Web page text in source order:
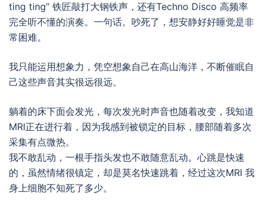
ting ting” 铁匠敲打大钢铁声，还有Techno Disco 高频率
完全听不懂的演奏。一句话。吵死了，想安静好好睡觉是非
常困难。
我只能运用想象力，凭空想象自己在高山海洋，不断催眠自
己这些声音其实很远很远。
躺着的床下面会发光，每次发光时声音也随着改变，我知道
MRI正在进行着，因为我感到被锁定的目标，腰部随着多次
采集有点微热。
我不敢乱动，一根手指头发也不敢随意乱动。心跳是快速
的，虽然情绪很镇定，却是莫名快速跳着，经过这次MRI 我
身上细胞不知死了多少。